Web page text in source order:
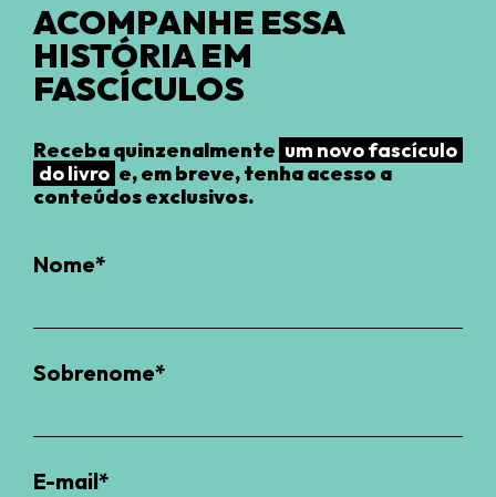
ACOMPANHE ESSA
HISTÓRIA EM
FASCÍCULOS
Receba quinzenalmente um novo fascículo
do livro e, em breve, tenha acesso a
conteúdos exclusivos.
Nome*
Sobrenome*
E-mail*